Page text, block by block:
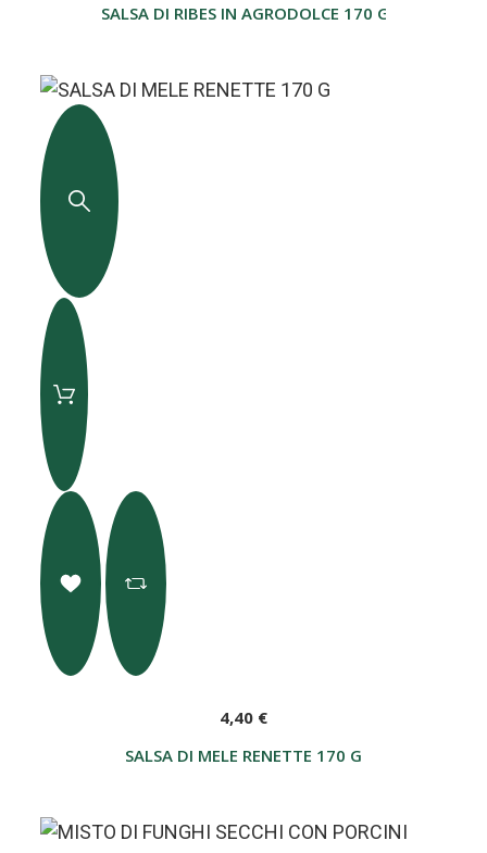
SALSA DI RIBES IN AGRODOLCE 170 G
SALSA DI MELE RENETTE 170 G
4,40 €